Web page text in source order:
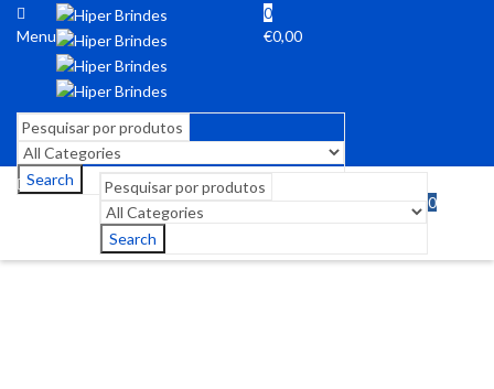
Menu
0
€0,00
Search
Search
0